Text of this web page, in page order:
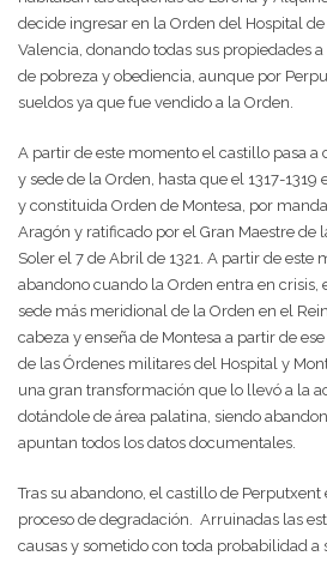
decide ingresar en la Orden del Hospital
Valencia, donando todas sus propiedades
de pobreza y obediencia, aunque por
sueldos ya que fue vendido a la Orden.
A partir de este momento el castillo pasa
y sede de la Orden, hasta que el 1317-1319
y constituida Orden de Montesa, por
Aragón y ratificado por el Gran Maestre de
Soler el 7 de Abril de 1321. A partir de este
abandono cuando la Orden entra en crisis,
sede más meridional de la Orden en el
cabeza y enseña de Montesa a partir de
de las Órdenes militares del Hospital y
una gran transformación que lo llevó a la
dotándole de área palatina, siendo
apuntan todos los datos documentales.
Tras su abandono, el castillo de
proceso de degradación. Arruinadas las
causas y sometido con toda probabilidad a